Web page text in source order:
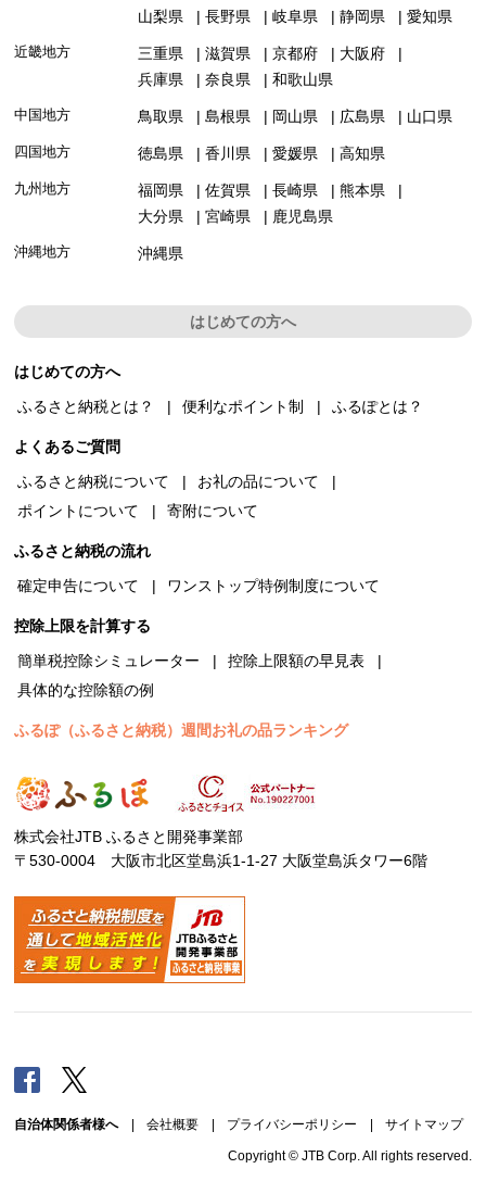
山梨県
長野県 岐阜県 静岡県 愛知県
近畿地方 三重県 滋賀県 京都府
大阪府
兵庫県
奈良県 和歌山県
中国地方 鳥取県 島根県 岡山県 広島県 山口県
四国地方 徳島県 香川県 愛媛県 高知県
九州地方 福岡県 佐賀県 長崎県
熊本県
大分県
宮崎県 鹿児島県
沖縄地方 沖縄県
はじめての方へ
はじめての方へ
ふるさと納税とは？
便利なポイント制 ふるぽとは？
よくあるご質問
ふるさと納税について
お礼の品について
ポイントについて
寄附について
ふるさと納税の流れ
確定申告について
ワンストップ特例制度について
控除上限を計算する
簡単税控除シミュレーター
控除上限額の早見表
具体的な控除額の例
ふるぽ（ふるさと納税）週間お礼の品ランキング
株式会社JTB ふるさと開発事業部
〒530-0004 大阪市北区堂島浜1-1-27 大阪堂島浜タワー6階
Facebook
自治体関係者様へ| 会社概要 プライバシーポリシー サイトマップ
Copyright © JTB Corp. All rights reserved.